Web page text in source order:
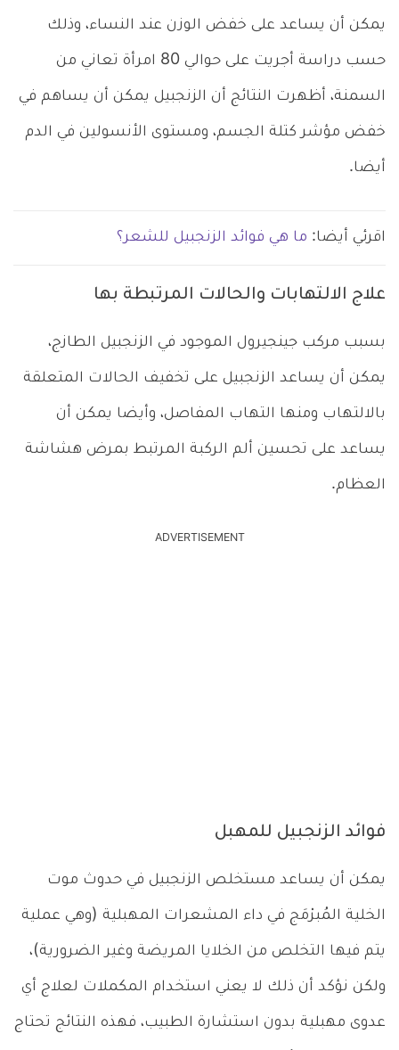
يمكن أن يساعد على خفض الوزن عند النساء، وذلك
حسب دراسة أجريت على حوالي 80 امرأة تعاني من
السمنة، أظهرت النتائج أن الزنجبيل يمكن أن يساهم في
خفض مؤشر كتلة الجسم، ومستوى الأنسولين في الدم
أيضا.
اقرئي أيضا: ما هي فوائد الزنجبيل للشعر؟
علاج الالتهابات والحالات المرتبطة بها
بسبب مركب جينجيرول الموجود في الزنجبيل الطازج،
يمكن أن يساعد الزنجبيل على تخفيف الحالات المتعلقة
بالالتهاب ومنها التهاب المفاصل، وأيضا يمكن أن
يساعد على تحسين ألم الركبة المرتبط بمرض هشاشة
العظام.
ADVERTISEMENT
فوائد الزنجبيل للمهبل
يمكن أن يساعد مستخلص الزنجبيل في حدوث موت
الخلية المُبرْمَج في داء المشعرات المهبلية (وهي عملية
يتم فيها التخلص من الخلايا المريضة وغير الضرورية)،
ولكن نؤكد أن ذلك لا يعني استخدام المكملات لعلاج أي
عدوى مهبلية بدون استشارة الطبيب، فهذه النتائج تحتاج